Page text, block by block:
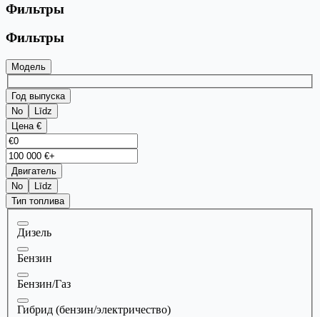
Фильтры
Фильтры
Модель
Год выпуска
No
Līdz
Цена €
Двигатель
No
Līdz
Тип топлива
Дизель
Бензин
Бензин/Газ
Гибрид (бензин/электричество)